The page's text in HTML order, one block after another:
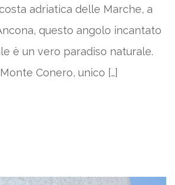
adriatica delle Marche, a
questo angolo incantato
è un vero paradiso naturale.
Conero, unico […]